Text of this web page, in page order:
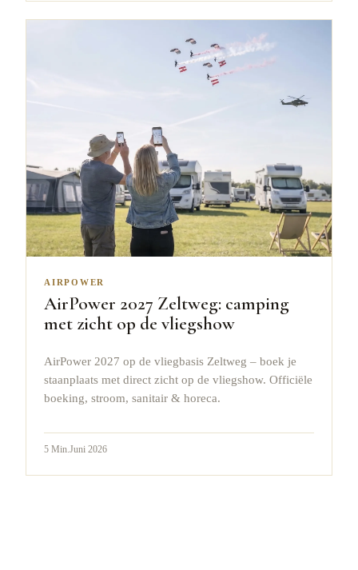
AIRPOWER
AirPower 2027 Zeltweg: camping
met zicht op de vliegshow
AirPower 2027 op de vliegbasis Zeltweg – boek je
staanplaats met direct zicht op de vliegshow. Officiële
boeking, stroom, sanitair & horeca.
5 Min. Juni 2026